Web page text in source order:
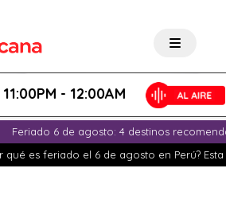
- 12:00AM
Feriado 6 de agosto: 4 destinos
qué es feriado el 6 de agosto en Perú?